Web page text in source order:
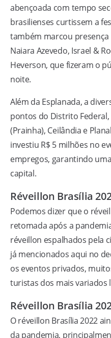
abençoada com tempo
brasilienses curtissem a
também marcou
Naiara Azevedo, Israel &
Heverson, que fizeram o
noite.
Além da Esplanada, a
pontos do Distrito
(Prainha), Ceilândia e
investiu R$ 5 milhões no
empregos, garantindo
capital.
Réveillon Brasília
Podemos dizer que o
retomada após a
réveillon espalhados pela
já mencionados aqui no
os eventos privados,
turistas dos mais variados
Réveillon Brasília
O réveillon Brasília 2022
da pandemia,